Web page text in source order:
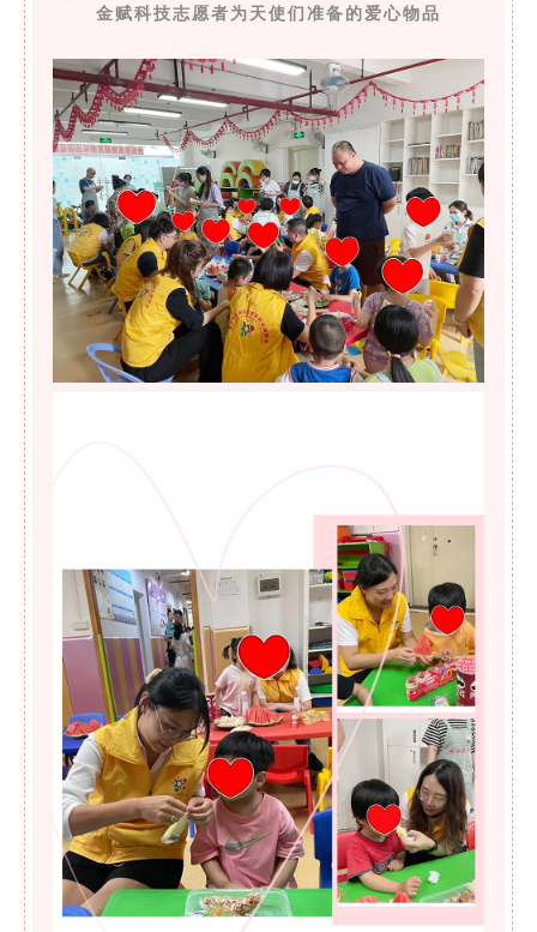
金赋科技志愿者为天使们准备的爱心物品